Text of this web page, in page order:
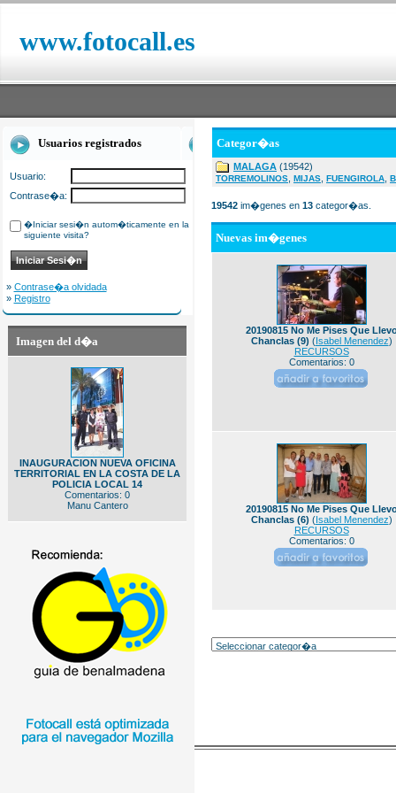
www.fotocall.es
Usuarios registrados
Usuario:
Contrase�a:
�Iniciar sesi�n autom�ticamente en la
siguiente visita?
» Contrase�a olvidada
» Registro
Imagen del d�a
INAUGURACION NUEVA OFICINA
TERRITORIAL EN LA COSTA DE LA
POLICIA LOCAL 14
Comentarios: 0
Manu Cantero
Categor�as
MALAGA (19542)
TORREMOLINOS MIJAS FUENGIROLA
19542 im�genes en 13 categor�as.
Nuevas im�genes
20190815 No Me Pises Que
Chanclas (9) (Isabel Menendez)
RECURSOS
Comentarios: 0
20190815 No Me Pises Que
Chanclas (6) (Isabel Menendez)
RECURSOS
Comentarios: 0